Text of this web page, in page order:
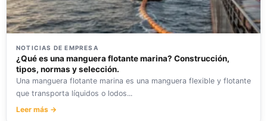
NOTICIAS DE EMPRESA
¿Qué es una manguera flotante marina? Construcción,
tipos, normas y selección.
Una manguera flotante marina es una manguera flexible y flotante
que transporta líquidos o lodos...
Leer más →